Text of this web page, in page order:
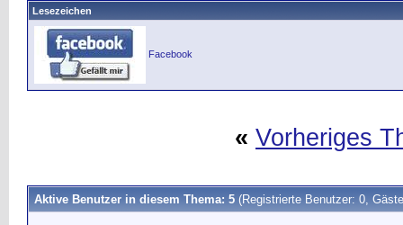
Lesezeichen
Facebook
« Vorheriges
Aktive Benutzer in diesem Thema: 5 (Registrierte Benutzer: 0,